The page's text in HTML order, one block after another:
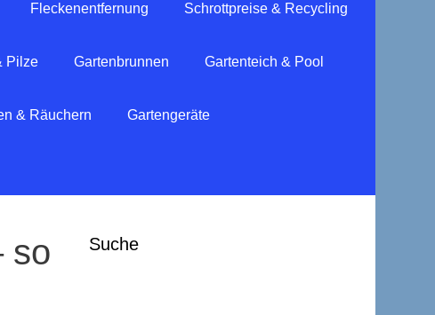
Fleckenentfernung Schrottpreise & Recycling
Pilze Gartenbrunnen Gartenteich & Pool
& Räuchern Gartengeräte
so
Suche